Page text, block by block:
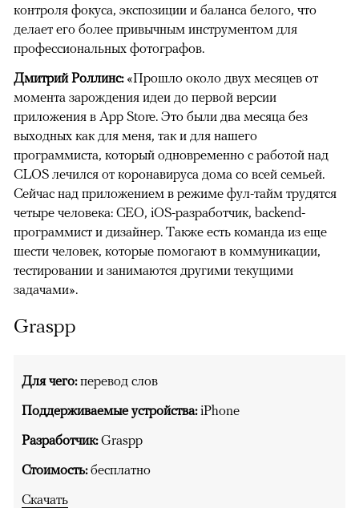
контроля фокуса, экспозиции и баланса белого, что
делает его более привычным инструментом для
профессиональных фотографов.
Дмитрий Роллинс: «Прошло около двух месяцев от
момента зарождения идеи до первой версии
приложения в App Store. Это были два месяца без
выходных как для меня, так и для нашего
программиста, который одновременно с работой над
CLOS лечился от коронавируса дома со всей семьей.
Сейчас над приложением в режиме фул-тайм трудятся
четыре человека: CEO, iOS-разработчик, backend-
программист и дизайнер. Также есть команда из еще
шести человек, которые помогают в коммуникации,
тестировании и занимаются другими текущими
задачами».
Graspp
Для чего:перевод слов
Поддерживаемые устройства:iPhone
Разработчик:Graspp
Стоимость:бесплатно
Скачать